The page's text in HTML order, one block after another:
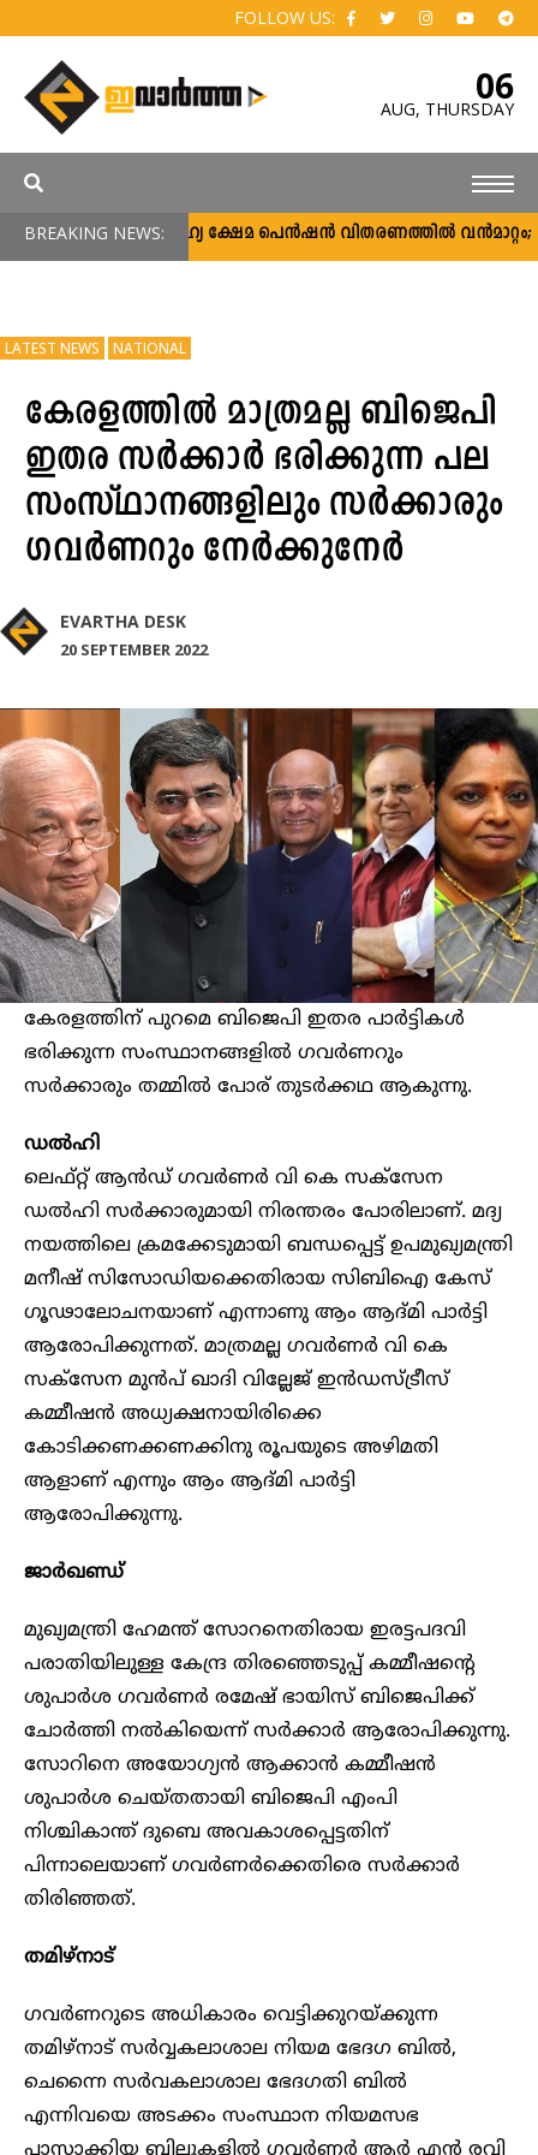
FOLLOW US:
06
AUG, THURSDAY
BREAKING NEWS:സാമൂഹ്യ ക്ഷേമ പെൻഷൻ വിതരണത്തിൽ വൻമാറ്റം;
LATEST NEWS NATIONAL
കേരളത്തിൽ മാത്രമല്ല ബിജെപി
ഇതര സർക്കാർ ഭരിക്കുന്ന പല
സംസ്ഥാനങ്ങളിലും സർക്കാരും
ഗവർണറും നേർക്കുനേർ
EVARTHA DESK
20 SEPTEMBER 2022
കേരളത്തിന് പുറമെ ബിജെപി ഇതര പാർട്ടികൾ
ഭരിക്കുന്ന സംസ്ഥാനങ്ങളിൽ ഗവർണറും
സർക്കാരും തമ്മിൽ പോര് തുടർക്കഥ ആകുന്നു.
ഡൽഹി
ലെഫ്റ്റ് ആൻഡ് ഗവർണർ വി കെ സക്സേന
ഡൽഹി സർക്കാരുമായി നിരന്തരം പോരിലാണ്. മദ്യ
നയത്തിലെ ക്രമക്കേടുമായി ബന്ധപ്പെട്ട് ഉപമുഖ്യമന്ത്രി
മനീഷ് സിസോഡിയക്കെതിരായ സിബിഐ കേസ്
ഗൂഢാലോചനയാണ് എന്നാണു ആം ആദ്മി പാർട്ടി
ആരോപിക്കുന്നത്. മാത്രമല്ല ഗവർണർ വി കെ
സക്സേന മുൻപ് ഖാദി വില്ലേജ് ഇൻഡസ്ട്രീസ്
കമ്മീഷൻ അധ്യക്ഷനായിരിക്കെ
കോടിക്കണക്കണക്കിനു രൂപയുടെ അഴിമതി
ആളാണ് എന്നും ആം ആദ്മി പാർട്ടി
ആരോപിക്കുന്നു.
ജാർഖണ്ഡ്
മുഖ്യമന്ത്രി ഹേമന്ത്‌ സോറനെതിരായ ഇരട്ടപദവി
പരാതിയിലുള്ള കേന്ദ്ര തിരഞ്ഞെടുപ്പ് കമ്മീഷന്റെ
ശുപാർശ ഗവർണർ രമേഷ് ഭായിസ് ബിജെപിക്ക്
ചോർത്തി നൽകിയെന്ന് സർക്കാർ ആരോപിക്കുന്നു.
സോറിനെ അയോഗ്യൻ ആക്കാൻ കമ്മീഷൻ
ശുപാർശ ചെയ്തതായി ബിജെപി എംപി
നിശ്ചികാന്ത് ദുബെ അവകാശപ്പെട്ടതിന്
പിന്നാലെയാണ് ഗവർണർക്കെതിരെ സർക്കാർ
തിരിഞ്ഞത്.
തമിഴ്നാട്
ഗവർണറുടെ അധികാരം വെട്ടിക്കുറയ്ക്കുന്ന
തമിഴ്നാട് സർവ്വകലാശാല നിയമ ഭേദഗ ബിൽ,
ചെന്നൈ സർവകലാശാല ഭേദഗതി ബിൽ
എന്നിവയെ അടക്കം സംസ്ഥാന നിയമസഭ